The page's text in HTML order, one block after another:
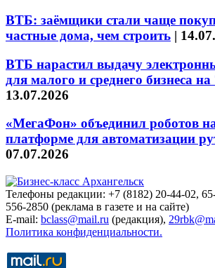
ВТБ: заёмщики стали чаще
частные дома, чем строить |
ВТБ нарастил выдачу
для малого и среднего бизнеса
13.07.2026
«МегаФон» объединил роботов
платформе для автоматизации
07.07.2026
Телефоны редакции: +7 (8182) 20-44-02,
556-2850 (реклама в газете и на сайте)
E-mail: bclass@mail.ru (редакция),
Политика конфиденциальности.